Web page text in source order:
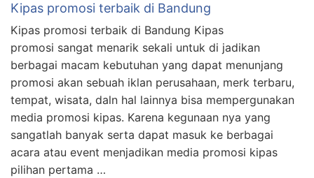
Kipas promosi terbaik di Bandung
Kipas promosi terbaik di Bandung Kipas
promosi sangat menarik sekali untuk di jadikan
berbagai macam kebutuhan yang dapat menunjang
promosi akan sebuah iklan perusahaan, merk terbaru,
tempat, wisata, daln hal lainnya bisa mempergunakan
media promosi kipas. Karena kegunaan nya yang
sangatlah banyak serta dapat masuk ke berbagai
acara atau event menjadikan media promosi kipas
pilihan pertama …